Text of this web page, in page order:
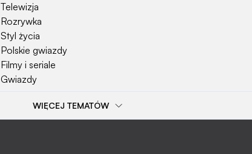
Telewizja
Rozrywka
Styl życia
Polskie gwiazdy
Filmy i seriale
Gwiazdy
Popularne tematy
WIĘCEJ TEMATÓW